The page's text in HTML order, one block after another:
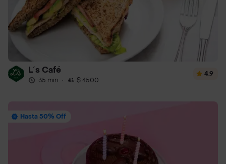
L´s Café
35 min · $ 4500
4.9
Hasta 50% Off